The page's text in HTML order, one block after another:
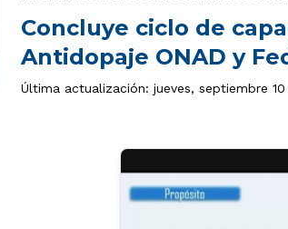
Concluye ciclo de
Antidopaje ONAD y
Última actualización: jueves, septiembre